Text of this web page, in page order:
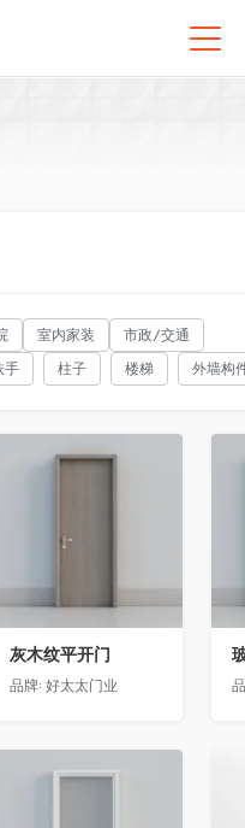
室内家装 市政/交通
手 柱子 楼梯 外墙构
收藏
灰木纹平开门
品牌: 好太太门业
收藏